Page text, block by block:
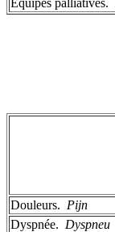
Douleurs. ­ Pijn
Dyspnée. ­ Dyspneu